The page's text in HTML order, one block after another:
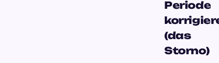
Periode
(das
Storno)